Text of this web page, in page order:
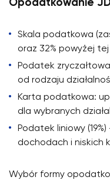
Opodatkowanie
Skala podatkowa
oraz 32% powyżej
Podatek
od rodzaju
Karta podatkowa:
dla wybranych
Podatek liniowy
dochodach i niskich
Wybór formy